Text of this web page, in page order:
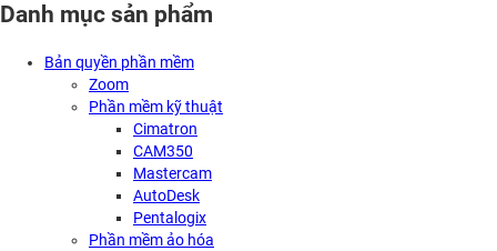
Danh mục sản phẩm
Bản quyền phần mềm
Zoom
Phần mềm kỹ thuật
Cimatron
CAM350
Mastercam
AutoDesk
Pentalogix
Phần mềm ảo hóa